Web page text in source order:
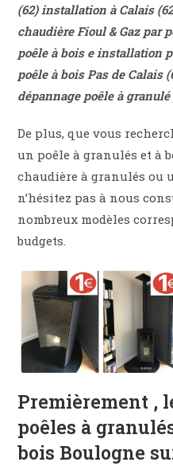
(62) installation à Calais
chaudière Fioul & Gaz par
poêle à bois einstallation
poêle à bois Pas de Calais
dépannage poêle à granulé
De plus, que vous
un poêle à granulés et à
chaudière à granulés ou
n’hésitez pas à nous
nombreux modèles
budgets.
Premièrement ,
poêles à
bois Boulogne